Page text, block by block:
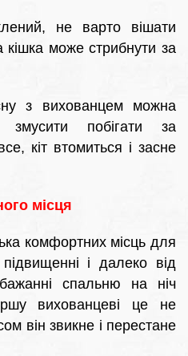
не варто вішати
кішка може стрибнути за
з вихованцем можна
змусити побігати за
кіт втомиться і засне
місця
комфортних місць для
і далеко від
спальню на ніч
вихованцеві це не
він звикне і перестане